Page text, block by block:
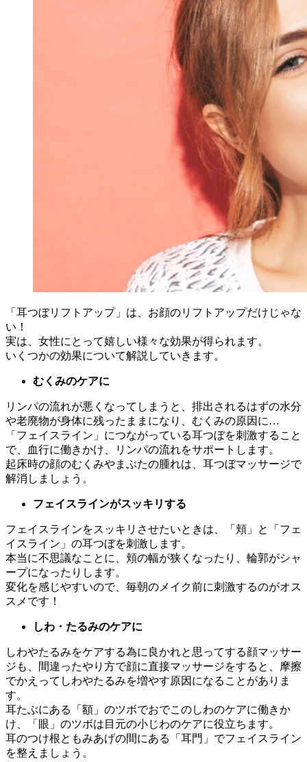
「耳つぼリフトアップ」は、お顔のリフトアップだけじゃな
い！
実は、女性にとって嬉しい様々な効果が得られます。
いくつかの効果について解説していきます。
むくみのケアに
リンパの流れが悪くなってしまうと、排出されるはずの水分
や老廃物が身体に残ったままになり、むくみの原因に…
「フェイスライン」につながっている耳つぼを刺激すること
で、血行に働きかけ、リンパの流れをサポートします。
起床時の顔のむくみやまぶたの腫れは、耳つぼマッサージで
解消しましょう。
フェイスラインがスッキリする
フェイスラインをスッキリさせたいときは、「頬」と「フェ
イスライン」の耳つぼを刺激します。
本当に不思議なことに、頬の幅が狭くなったり、輪郭がシャ
ープになったりします。
変化を感じやすいので、毎朝のメイク前に刺激するのがオス
スメです！
しわ・たるみのケアに
しわやたるみをケアする為に良かれと思ってする顔マッサー
ジも、間違ったやり方で顔に直接マッサージをすると、摩擦
でかえってしわやたるみを増やす原因になることがありま
す。
耳たぶにある「額」のツボでおでこのしわのケアに働きか
け、「眼」のツボは目元の小じわのケアに役立ちます。
耳のつけ根ともみあげの間にある「耳門」でフェイスライン
を整えましょう。